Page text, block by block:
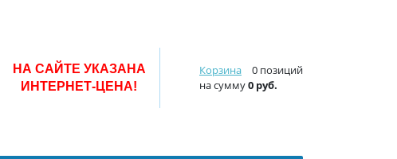
Корзина
0 позиций
на сумму0 руб.
НА САЙТЕ УКАЗАНА
ИНТЕРНЕТ-ЦЕНА!